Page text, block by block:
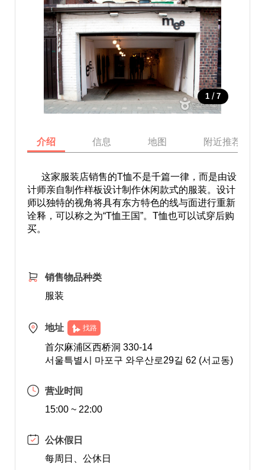
1 / 7
介绍 信息 地图 附近推荐景点
这家服装店销售的T恤不是千篇一律，而是由设
计师亲自制作样板设计制作休闲款式的服装。设计
师以独特的视角将具有东方特色的线与面进行重新
诠释，可以称之为“T恤王国”。T恤也可以试穿后购
买。
销售物品种类
服装
地址 找路
首尔麻浦区西桥洞 330-14
서울특별시 마포구 와우산로29길 62 (서교동)
营业时间
15:00 ~ 22:00
公休假日
每周日、公休日